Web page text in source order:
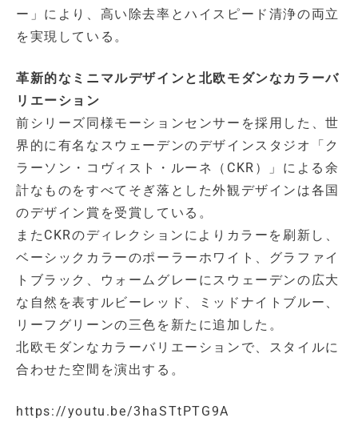
ー」により、高い除去率とハイスピード清浄の両立
を実現している。
革新的なミニマルデザインと北欧モダンなカラーバ
リエーション
前シリーズ同様モーションセンサーを採用した、世
界的に有名なスウェーデンのデザインスタジオ「ク
ラーソン・コヴィスト・ルーネ（CKR）」による余
計なものをすべてそぎ落とした外観デザインは各国
のデザイン賞を受賞している。
またCKRのディレクションによりカラーを刷新し、
ベーシックカラーのポーラーホワイト、グラファイ
トブラック、ウォームグレーにスウェーデンの広大
な自然を表すルビーレッド、ミッドナイトブルー、
リーフグリーンの三色を新たに追加した。
北欧モダンなカラーバリエーションで、スタイルに
合わせた空間を演出する。
https://youtu.be/3haSTtPTG9A